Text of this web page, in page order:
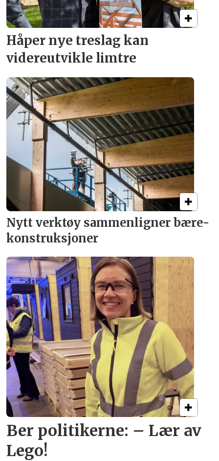
Håper nye treslag kan
videreutvikle limtre
Nytt verktøy sammenligner bære­
konstruksjoner
Ber politikerne: – Lær av
Lego!